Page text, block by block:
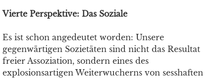
Vierte Perspektive: Das Soziale
Es ist schon angedeutet worden: Unsere
gegenwärtigen Sozietäten sind nicht das Resultat
freier Assoziation, sondern eines des
explosionsartigen Weiterwucherns von sesshaften